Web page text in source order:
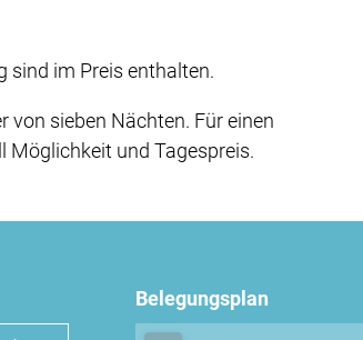
sind im Preis enthalten.
von sieben Nächten. Für einen
Möglichkeit und Tagespreis.
Belegungsplan